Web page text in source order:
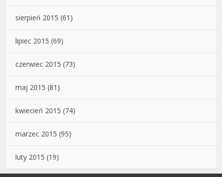
sierpień 2015 (61)
lipiec 2015 (69)
czerwiec 2015 (73)
maj 2015 (81)
kwiecień 2015 (74)
marzec 2015 (95)
luty 2015 (19)